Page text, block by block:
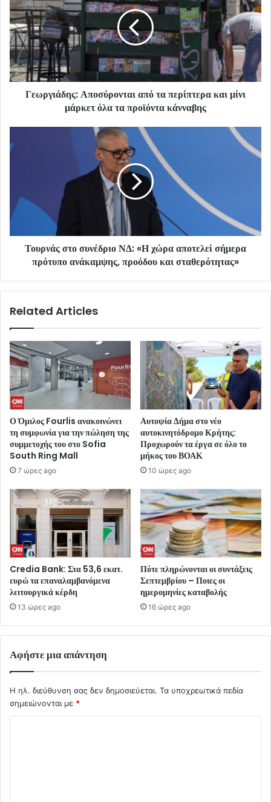
Γεωργιάδης: Αποσύρονται από τα περίπτερα και μίνι
μάρκετ όλα τα προϊόντα κάνναβης
Τουρνάς στο συνέδριο ΝΔ: «Η χώρα αποτελεί σήμερα
πρότυπο ανάκαμψης, προόδου και σταθερότητας»
Related Articles
Ο Όμιλος Fourlis ανακοινώνει
τη συμφωνία για την πώληση της
συμμετοχής του στο Sofia
South Ring Mall
7 ώρες ago
Αυτοψία Δήμα στο νέο
αυτοκινητόδρομο Κρήτης:
Προχωρούν τα έργα σε όλο το
μήκος του ΒΟΑΚ
10 ώρες ago
Credia Bank: Στα 53,6 εκατ.
ευρώ τα επαναλαμβανόμενα
λειτουργικά κέρδη
13 ώρες ago
Πότε πληρώνονται οι συντάξεις
Σεπτεμβρίου – Ποιες οι
ημερομηνίες καταβολής
16 ώρες ago
Αφήστε μια απάντηση
Η ηλ. διεύθυνση σας δεν δημοσιεύεται. Τα υποχρεωτικά πεδία
σημειώνονται με *